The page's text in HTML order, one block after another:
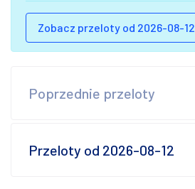
Zobacz przeloty od 2026-08-12
Poprzednie przeloty
Przeloty od 2026-08-12